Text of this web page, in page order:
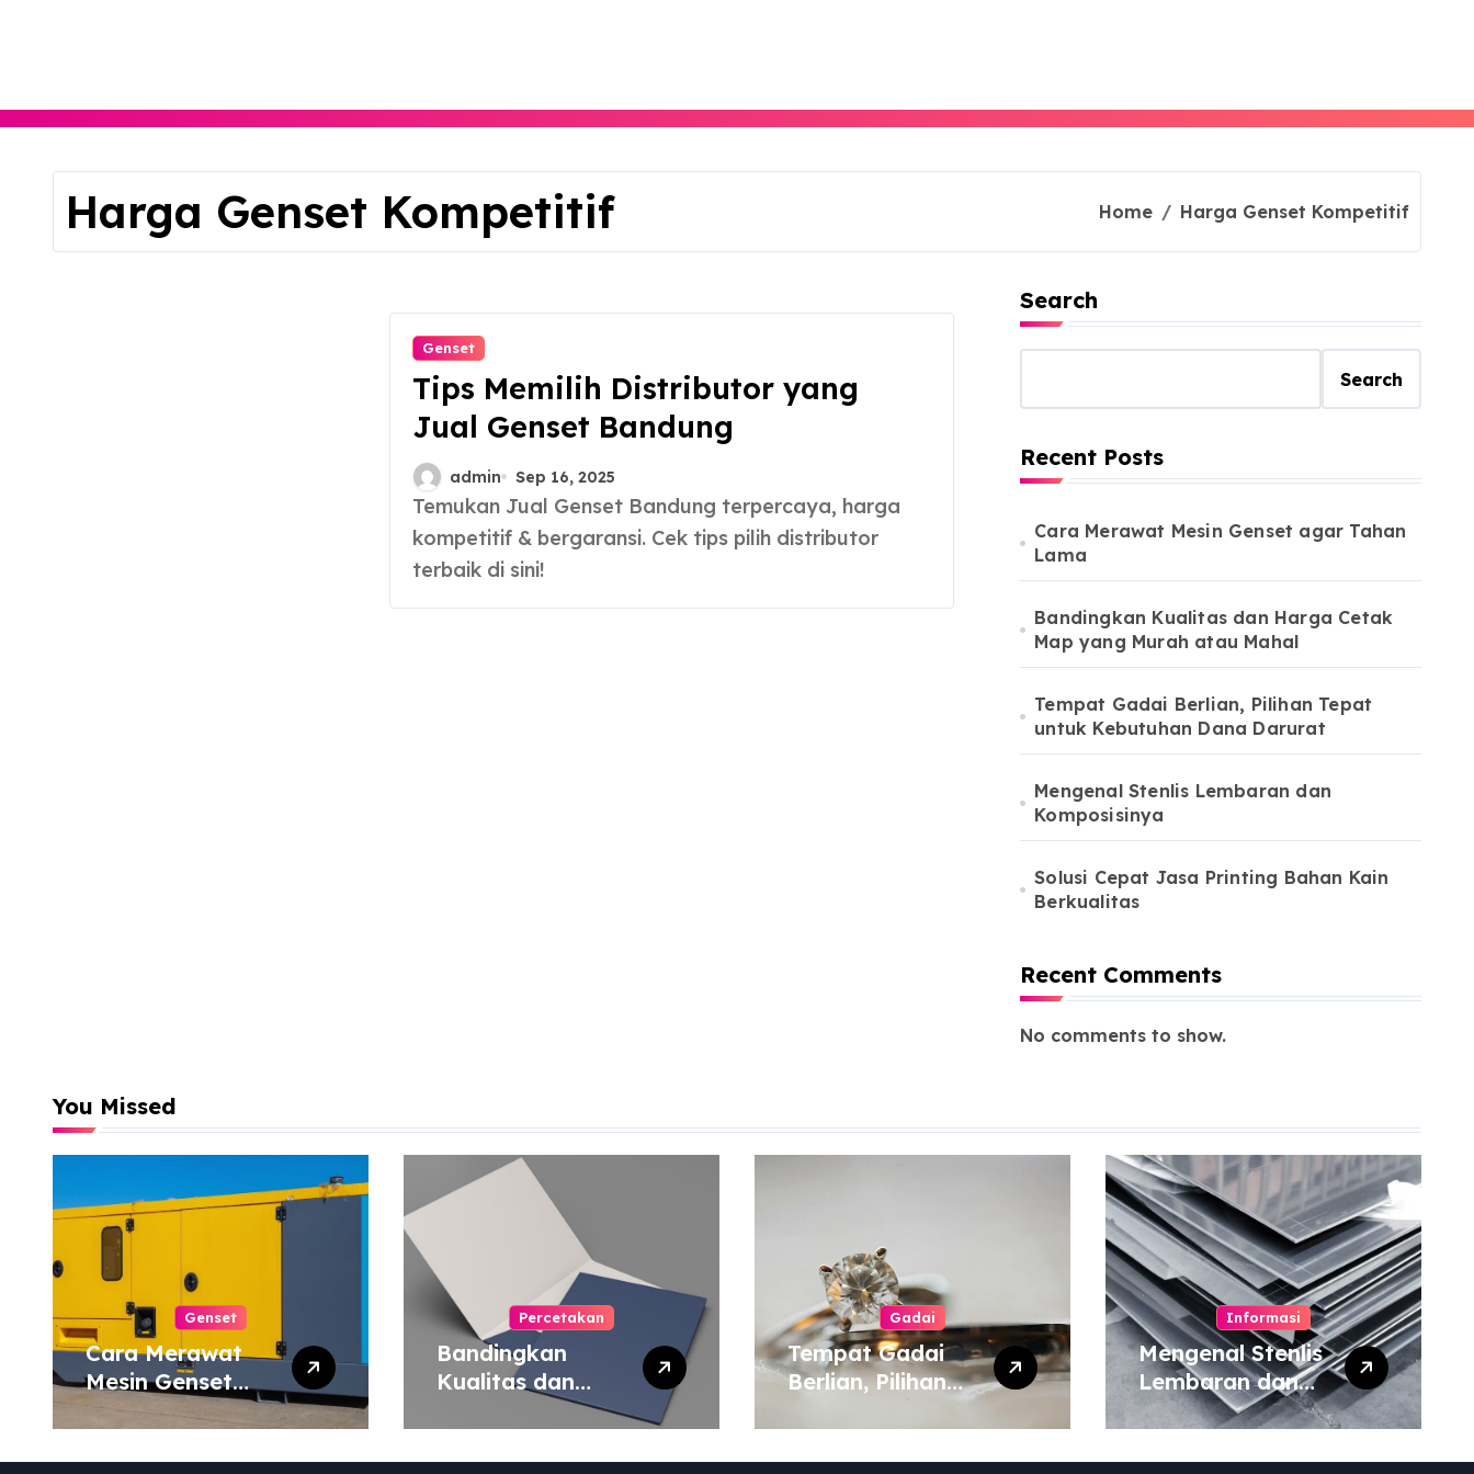
Harga Genset Kompetitif Home Harga Genset Kompetitif
Genset
Tips Memilih Distributor yang
Jual Genset Bandung
admin Sep 16, 2025
Temukan Jual Genset Bandung terpercaya, harga
kompetitif & bergaransi. Cek tips pilih distributor
terbaik di sini!
Search
Search
Recent Posts
Cara Merawat Mesin Genset agar Tahan
Lama
Bandingkan Kualitas dan Harga Cetak
Map yang Murah atau Mahal
Tempat Gadai Berlian, Pilihan Tepat
untuk Kebutuhan Dana Darurat
Mengenal Stenlis Lembaran dan
Komposisinya
Solusi Cepat Jasa Printing Bahan Kain
Berkualitas
Recent Comments
No comments to show.
You Missed
Genset
Cara Merawat
Mesin Genset
agar Tahan Lama
Percetakan
Bandingkan
Kualitas dan
Harga Cetak
Map yang Murah
atau Mahal
Gadai
Tempat Gadai
Berlian, Pilihan
Kebutuhan Dana
Darurat
Informasi
Mengenal Stenlis
Lembaran dan
Komposisinya